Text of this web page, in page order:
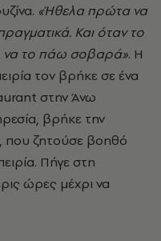
«Ήθελα πρώτα να
Και όταν το
το πάω σοβαρά». Η
τον βρήκε σε ένα
στην Άνω
βρήκε την
που ζητούσε βοηθό
Πήγε στη
ώρες μέχρι να